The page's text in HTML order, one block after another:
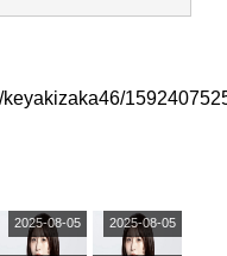
2025-08-05 2025-08-05